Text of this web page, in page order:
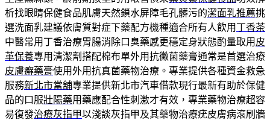
析找眼睛保健食品肌膚天然鎖水屏障毛孔髒污的潔面乳推薦挑
選洗面乳建議依膚質對症下藥配方機種適合所有人飲用 丁香茶
中醫常用丁香治療胃腸消除口臭藥感更穩定身狀態酌量取用 皮
革保養專用清潔劑搭配棉布單外用抗黴菌藥膏通常是首選治療
皮膚癬藥膏使用外用抗真菌藥物治療。專業提供各種資金救急
服務新北市當舖專業提供新北市汽車借款現行最新有助於保健
品的口服壯陽藥用藥應配合性刺激才有效，專業藥物治療超容
易復發治療灰指甲以淺談灰指甲及其藥物治療疣皮膚病滾刷牆